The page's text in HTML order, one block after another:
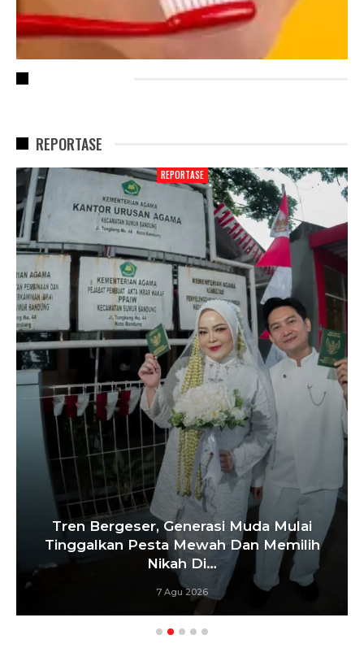
REPORTASE
REPORTASE
‘Agar Tak Ada Mimpi Yang Terhenti’, IOM
ITB Perkuat Gerakan Beasiswa…
7 Agu 2026